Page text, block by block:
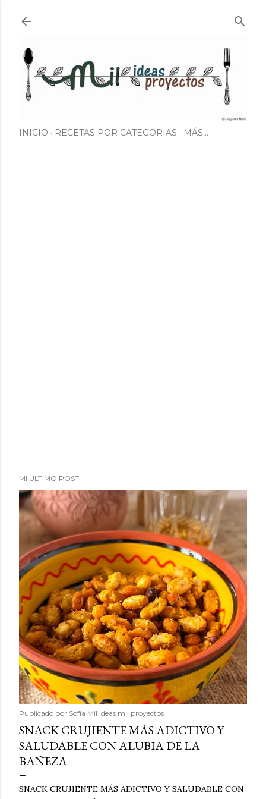
INICIO RECETAS POR CATEGORIAS MÁS…
MI ULTIMO POST
Publicado por Sofía Mil ideas mil proyectos
SNACK CRUJIENTE MÁS ADICTIVO Y
SALUDABLE CON ALUBIA DE LA
BAÑEZA
SNACK CRUJIENTE MÁS ADICTIVO Y SALUDABLE CON